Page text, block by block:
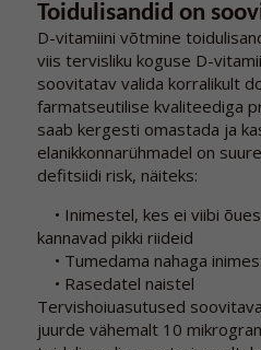
Toidulisandid on
D-vitamiini võtmine
viis tervisliku koguse D-
soovitatav valida korralikult
farmatseutilise kvaliteediga
saab kergesti omastada ja
elanikkonnarühmadel on
defitsiidi risk, näiteks:
• Inimestel, kes ei viibi
kannavad pikki riideid
• Tumedama nahaga
• Rasedatel naistel
Tervishoiuasutused
juurde vähemalt 10